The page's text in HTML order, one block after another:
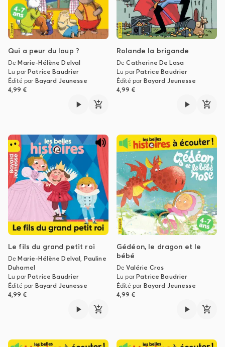
Qui a peur du loup ?
DeMarie-Hélène Delval
Lu parPatrice Baudrier
Édité par Bayard Jeunesse
4,99 €
Rolande la brigande
DeCatherine De Lasa
Lu parPatrice Baudrier
Édité par Bayard Jeunesse
4,99 €
Le fils du grand petit roi
DeMarie-Hélène Delval, Pauline
Duhamel
Lu parPatrice Baudrier
Édité par Bayard Jeunesse
4,99 €
Gédéon, le dragon et le
bébé
DeValérie Cros
Lu parPatrice Baudrier
Édité par Bayard Jeunesse
4,99 €